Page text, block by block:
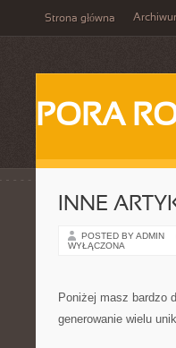
Strona główna
PORA
INNE
POSTED BY ADMIN
WYŁĄCZONA
Poniżej masz bardzo
generowanie wielu